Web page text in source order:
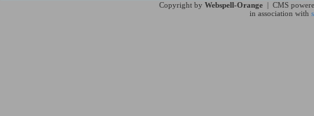
Copyright byWebspell-Orange | CMS
in association with